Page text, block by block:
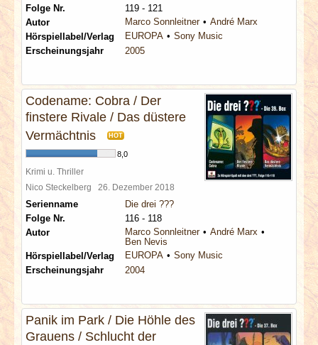
Folge Nr.
119 - 121
Autor
Marco Sonnleitner
André Marx
Hörspiellabel/Verlag
EUROPA
Sony Music
Erscheinungsjahr
2005
Codename: Cobra / Der
finstere Rivale / Das düstere
Vermächtnis
HOT
8,0
Krimi u. Thriller
Nico Steckelberg 26. Dezember 2018
Serienname
Die drei ???
Folge Nr.
116 - 118
Autor
Marco Sonnleitner
André Marx
Ben Nevis
Hörspiellabel/Verlag
EUROPA
Sony Music
Erscheinungsjahr
2004
Panik im Park / Die Höhle des
Grauens / Schlucht der